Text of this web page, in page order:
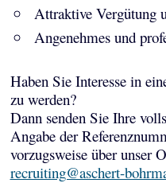
Attraktive Vergütung
Angenehmes und
Haben Sie Interesse in
zu werden?
Dann senden Sie Ihre
Angabe der
vorzugsweise über unser
recruiting@aschert-